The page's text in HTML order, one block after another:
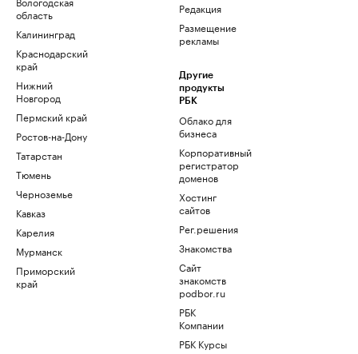
область
Калининград
Краснодарский
край
Нижний
Новгород
Пермский край
Ростов-на-Дону
Татарстан
Тюмень
Черноземье
Кавказ
Карелия
Мурманск
Приморский
край
Редакция
Размещение
рекламы
Другие
продукты
РБК
Облако для
бизнеса
Корпоративный
регистратор
доменов
Хостинг
сайтов
Рег.решения
Знакомства
Сайт
знакомств
podbor.ru
РБК
Компании
РБК Курсы